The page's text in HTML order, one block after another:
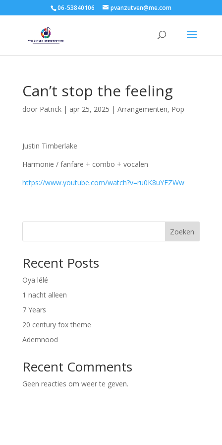
06-53840106 pvanzutven@me.com
Can’t stop the feeling
door Patrick| apr 25, 2025 | Arrangementen, Pop
Justin Timberlake
Harmonie / fanfare + combo + vocalen
https://www.youtube.com/watch?v=ru0K8uYEZWw
Zoeken
Recent Posts
Oya lélé
1 nacht alleen
7 Years
20 century fox theme
Ademnood
Recent Comments
Geen reacties om weer te geven.